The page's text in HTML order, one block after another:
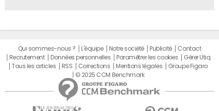
Qui sommes-nous ? L'équipe Notre société Publicité
Contact
Recrutement
Données personnelles Paramétrer les cookies
Gérer Utiq
Tous les articles
RSS Corrections Mentions légales
Groupe Figaro
© 2025 CCM Benchmark